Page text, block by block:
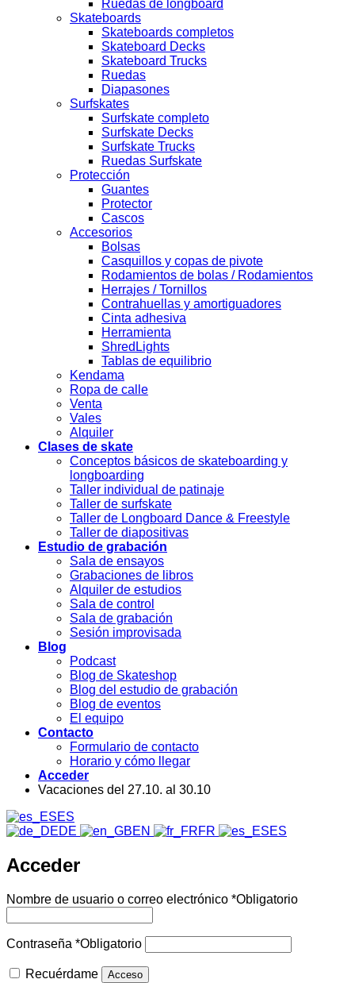
Ruedas de longboard
Skateboards
Skateboards completos
Skateboard Decks
Skateboard Trucks
Ruedas
Diapasones
Surfskates
Surfskate completo
Surfskate Decks
Surfskate Trucks
Ruedas Surfskate
Protección
Guantes
Protector
Cascos
Accesorios
Bolsas
Casquillos y copas de pivote
Rodamientos de bolas / Rodamientos
Herrajes / Tornillos
Contrahuellas y amortiguadores
Cinta adhesiva
Herramienta
ShredLights
Tablas de equilibrio
Kendama
Ropa de calle
Venta
Vales
Alquiler
Clases de skate
Conceptos básicos de skateboarding y
longboarding
Taller individual de patinaje
Taller de surfskate
Taller de Longboard Dance & Freestyle
Taller de diapositivas
Estudio de grabación
Sala de ensayos
Grabaciones de libros
Alquiler de estudios
Sala de control
Sala de grabación
Sesión improvisada
Blog
Podcast
Blog de Skateshop
Blog del estudio de grabación
Blog de eventos
El equipo
Contacto
Formulario de contacto
Horario y cómo llegar
Acceder
Vacaciones del 27.10. al 30.10
ES
DE
EN FR ES
Acceder
Nombre de usuario o correo electrónico *Obligatorio
Contraseña *Obligatorio
Recuérdame Acceso